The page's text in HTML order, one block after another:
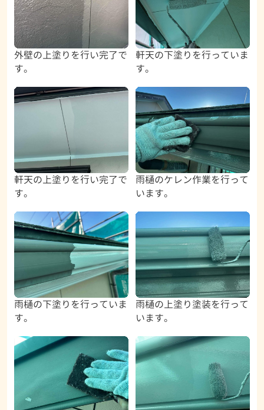
外壁の上塗りを行い完了で
す。
軒天の下塗りを行っていま
す。
軒天の上塗りを行い完了で
す。
雨樋のケレン作業を行って
います。
雨樋の下塗りを行っていま
す。
雨樋の上塗り塗装を行って
います。